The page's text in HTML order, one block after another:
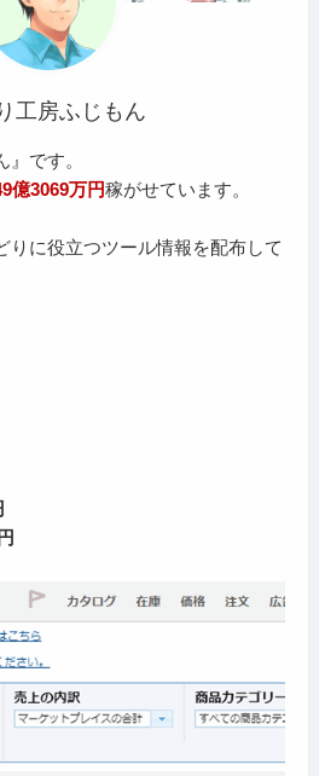
工房ふじもん
です。
億3069万円稼がせています。
りに役立つツール情報を配布して